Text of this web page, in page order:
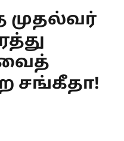
முதல்வர்
சங்கீதா!